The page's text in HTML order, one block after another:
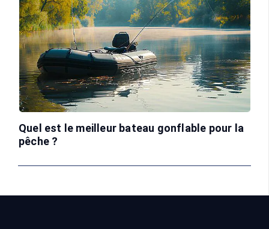
Quel est le meilleur bateau gonflable pour la
pêche ?